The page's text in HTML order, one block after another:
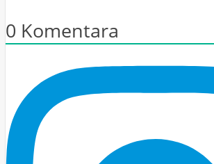
0 Komentara